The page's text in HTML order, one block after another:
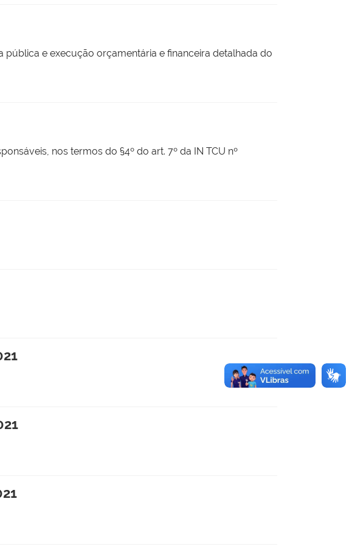
e execução orçamentária e financeira detalhada do
nos termos do §4º do art. 7º da IN TCU nº